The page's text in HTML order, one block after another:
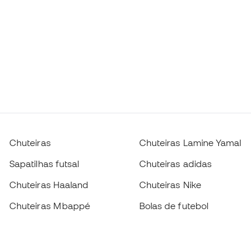
Chuteiras
Sapatilhas futsal
Chuteiras Haaland
Chuteiras Mbappé
Chuteiras Lamine Yamal
Chuteiras adidas
Chuteiras Nike
Bolas de futebol